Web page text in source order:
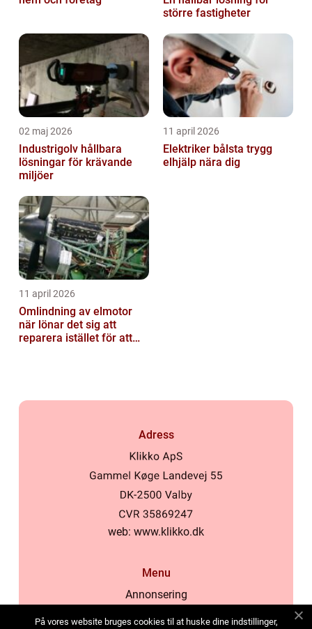
större fastigheter
02 maj 2026
Industrigolv hållbara
lösningar för krävande
miljöer
11 april 2026
Elektriker bålsta trygg
elhjälp nära dig
11 april 2026
Omlindning av elmotor
när lönar det sig att
reparera istället för att
Adress
web: www.klikko.dk
Menu
Annonsering
På vores website bruges cookies til at huske dine indstillinger,